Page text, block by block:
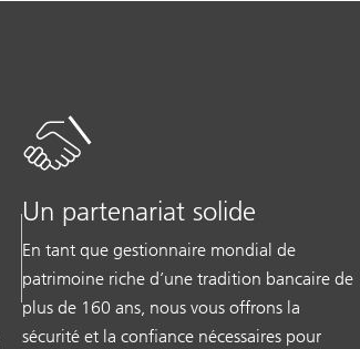
Un partenariat solide
En tant que gestionnaire mondial de
patrimoine riche d’une tradition bancaire de
plus de 160 ans, nous vous offrons la
sécurité et la confiance nécessaires pour